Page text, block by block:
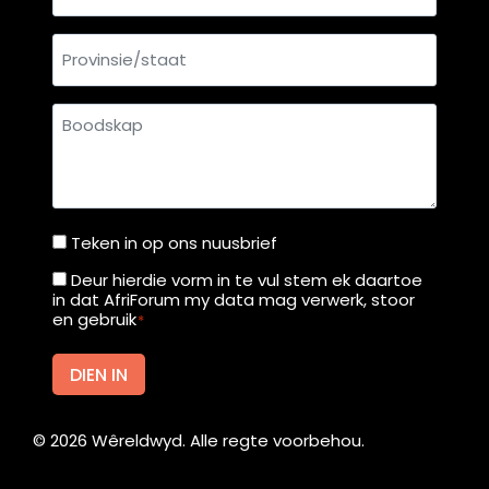
Provinsie/staat
Boodskap
Teken
in
op
ons
nuusbrief
Teken in op ons nuusbrief
Deur
hierdie
te
vul
Deur hierdie vorm in te vul stem ek daartoe
in dat AfriForum my data mag verwerk, stoor
en gebruik*
DIEN IN
© 2026 Wêreldwyd. Alle regte voorbehou.